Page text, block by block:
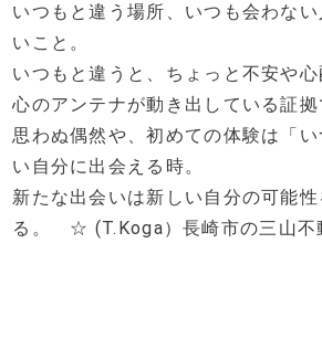
いつもと違う場所、いつも会わな
いこと。
いつもと違うと、ちょっと不安や心
心のアンテナが動き出している証拠
思わぬ偶然や、初めての体験は「
い自分に出会える時。
新たな出会いは新しい自分の可能
る。 ☆ (T.Koga）長崎市の三山不